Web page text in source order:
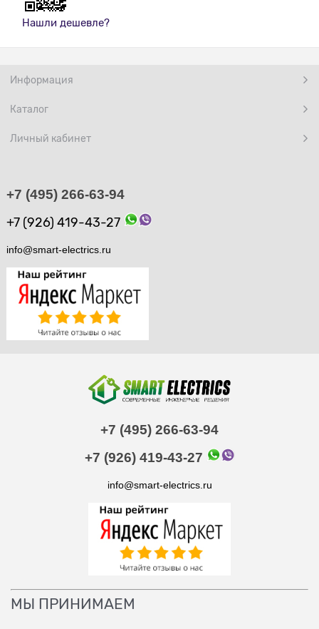
Нашли дешевле?
Информация
Каталог
Личный кабинет
+7 (495) 266-63-94
+7 (926) 419-43-27
info@smart-electrics.ru
+7 (495) 266-63-94
+7 (926) 419-43-27
info@smart-electrics.ru
МЫ ПРИНИМАЕМ